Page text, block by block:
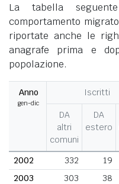
La tabella
comportamento
riportate anche le
anagrafe prima e
popolazione.
Anno
gen-dic
Iscritti
DA
altri
comuni
DA
estero
2002
332 19
2003
303 38